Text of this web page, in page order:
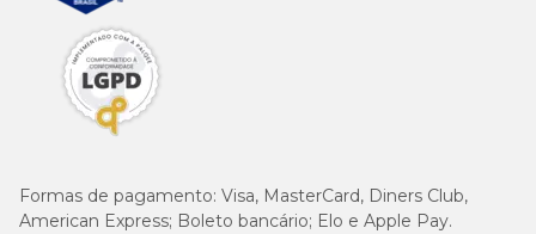
Formas de pagamento: Visa, MasterCard, Diners Club,
American Express; Boleto bancário; Elo e Apple Pay.